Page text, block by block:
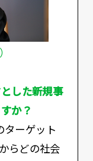
した新規事
か？
ーゲット
らどの社会